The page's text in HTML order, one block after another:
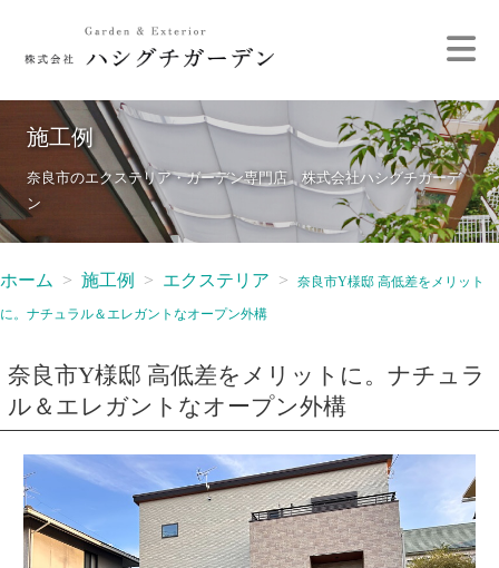
施工例
奈良市のエクステリア・ガーデン専門店 株式会社ハシグチガーデ
ン
ホーム 施工例 エクステリア 奈良市Y様邸 高低差をメリット
に。ナチュラル＆エレガントなオープン外構
奈良市Y様邸 高低差をメリットに。ナチュラ
ル＆エレガントなオープン外構